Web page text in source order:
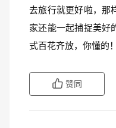
去旅行就更好啦，那
家还能一起捕捉美好
式百花齐放，你懂的！
赞同